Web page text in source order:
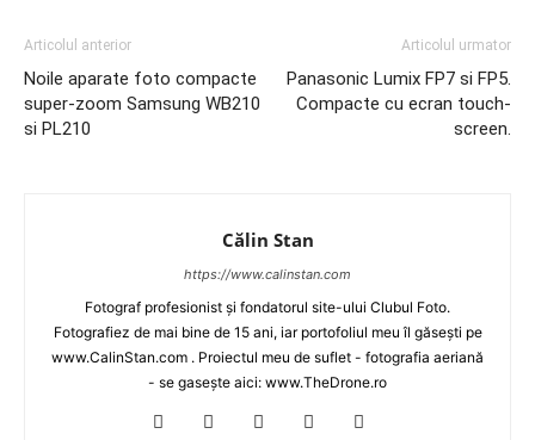
Articolul anterior
Noile aparate foto compacte
super-zoom Samsung WB210
si PL210
Articolul urmator
Panasonic Lumix FP7 si FP5.
Compacte cu ecran touch-
screen.
Călin Stan
https://www.calinstan.com
Fotograf profesionist și fondatorul site-ului Clubul Foto.
Fotografiez de mai bine de 15 ani, iar portofoliul meu îl găsești pe
www.CalinStan.com . Proiectul meu de suflet - fotografia aeriană
- se gasește aici: www.TheDrone.ro